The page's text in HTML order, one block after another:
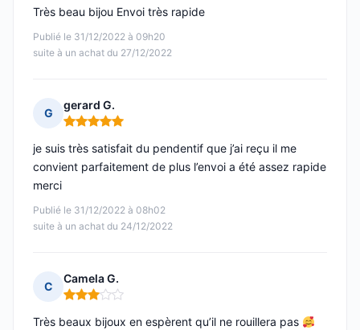
Publié le 31/12/2022 à 09h20
suite à un achat du 27/12/2022
Très beau bijou Envoi très rapide
G
gerard G.
Note : 5 sur 5
Publié le 31/12/2022 à 08h02
suite à un achat du 24/12/2022
je suis très satisfait du pendentif que j’ai reçu il me
convient parfaitement de plus l’envoi a été assez rapide
merci
C
Camela G.
Note : 3 sur 5
Très beaux bijoux en espèrent qu’il ne rouillera pas